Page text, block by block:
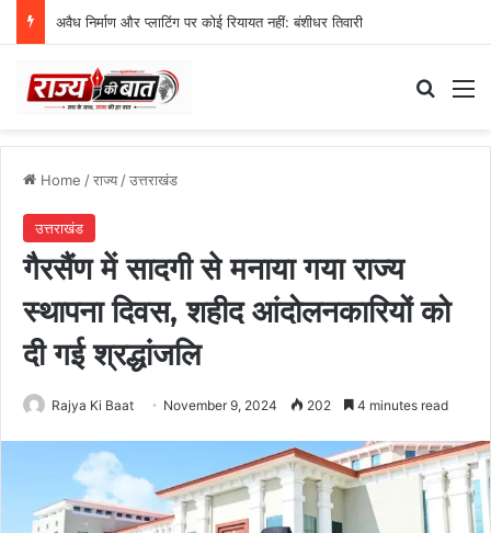
स्वतंत्रता दिवस समारोह की तैयारियां तेज, डीएम ने की तैयारियों की समीक्षा
Home /राज्य/उत्तराखंड
उत्तराखंड
गैरसैंण में सादगी से मनाया गया राज्य
स्थापना दिवस, शहीद आंदोलनकारियों को
दी गई श्रद्धांजलि
Rajya Ki Baat November 9, 2024 202 4 minutes read